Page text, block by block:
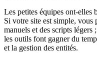
Les petites équipes ont-elles
Si votre site est simple, vous
manuels et des scripts légers
les outils font gagner du
et la gestion des entités.